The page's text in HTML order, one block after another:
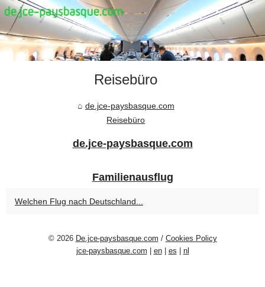
Reisebüro
de.jce-paysbasque.com
Reisebüro
de.jce-paysbasque.com
Familienausflug
Welchen Flug nach Deutschland...
© 2026 De.jce-paysbasque.com / Cookies Policy
jce-paysbasque.com | en| es | nl